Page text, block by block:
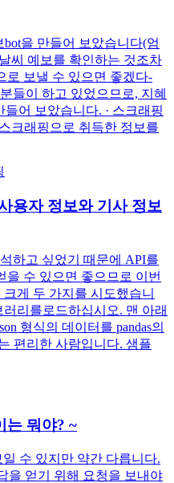
을 만들어 보았습니다(엄
씨 예보를 확인하는 것조차
로 보낼 수 있으면 좋겠다-
들이 하고 있었으므로, 지혜
어 보았습니다. · 스크래핑
크래핑으로 취득한 정보를
용자 정보와 기사 정보
하고 싶었기 때문에 API를
을 수 있으면 좋으므로 이번
게 두 가지를 시도했습니
리를로드하십시오. 맨 아래
형식의 데이터를 pandas의
편리한 사람입니다. 샘플
는 뭐야? ~
수 있지만 약간 다릅니다.
을 얻기 위해 요청을 보내야